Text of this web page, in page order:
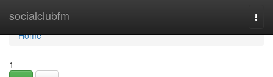
socialclubfm
Home
Home
1